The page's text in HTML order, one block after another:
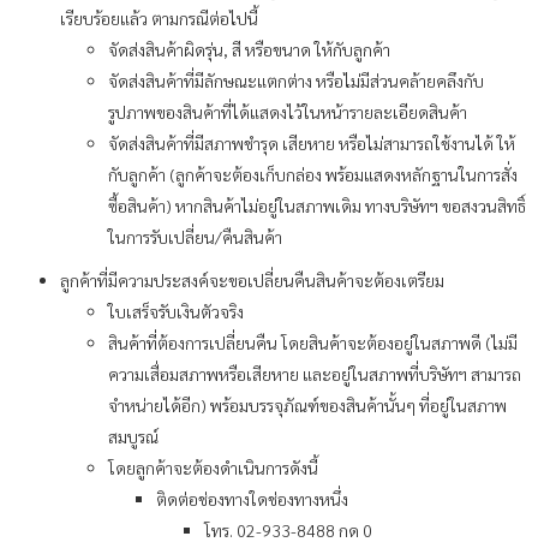
เรียบร้อยแล้ว ตามกรณีต่อไปนี้
จัดส่งสินค้าผิดรุ่น, สี หรือขนาด ให้กับลูกค้า
จัดส่งสินค้าที่มีลักษณะแตกต่าง หรือไม่มีส่วนคล้ายคลึงกับ
รูปภาพของสินค้าที่ได้แสดงไว้ในหน้ารายละเอียดสินค้า
จัดส่งสินค้าที่มีสภาพชำรุด เสียหาย หรือไม่สามารถใช้งานได้ ให้
กับลูกค้า (ลูกค้าจะต้องเก็บกล่อง พร้อมแสดงหลักฐานในการสั่ง
ซื้อสินค้า) หากสินค้าไม่อยู่ในสภาพเดิม ทางบริษัทฯ ขอสงวนสิทธิ์
ในการรับเปลี่ยน/คืนสินค้า
ลูกค้าที่มีความประสงค์จะขอเปลี่ยนคืนสินค้าจะต้องเตรียม
ใบเสร็จรับเงินตัวจริง
สินค้าที่ต้องการเปลี่ยนคืน โดยสินค้าจะต้องอยู่ในสภาพดี (ไม่มี
ความเสื่อมสภาพหรือเสียหาย และอยู่ในสภาพที่บริษัทฯ สามารถ
จำหน่ายได้อีก) พร้อมบรรจุภัณฑ์ของสินค้านั้นๆ ที่อยู่ในสภาพ
สมบูรณ์
โดยลูกค้าจะต้องดำเนินการดังนี้
ติดต่อช่องทางใดช่องทางหนึ่ง
โทร. 02-933-8488 กด 0